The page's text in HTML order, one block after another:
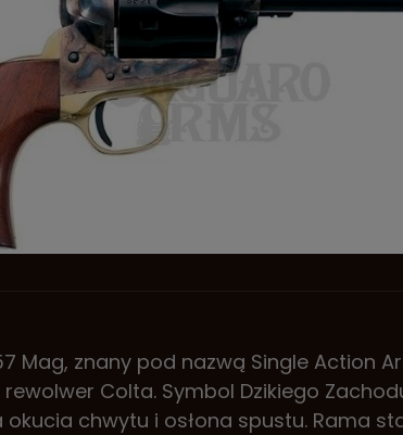
Mag, znany pod nazwą Single Action
rewolwer Colta. Symbol Dzikiego
okucia chwytu i osłona spustu. Rama